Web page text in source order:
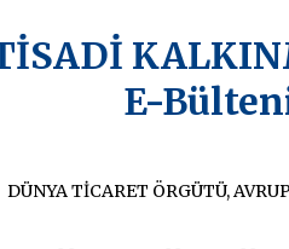
E-